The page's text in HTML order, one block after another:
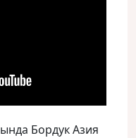
Бордук Азия